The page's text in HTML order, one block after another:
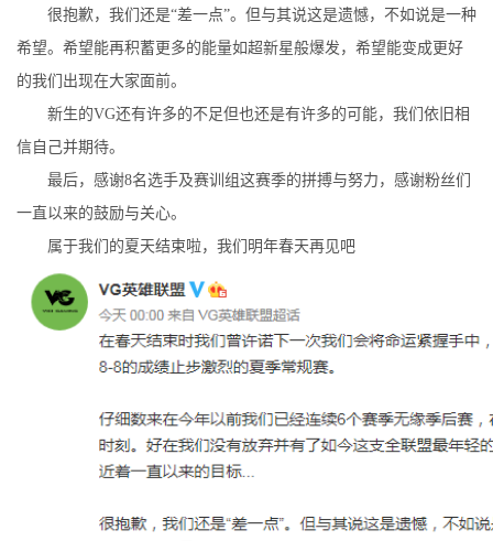
很抱歉，我们还是“差一点”。但与其说这是遗憾，不如说是一种
希望。希望能再积蓄更多的能量如超新星般爆发，希望能变成更好
的我们出现在大家面前。
新生的VG还有许多的不足但也还是有许多的可能，我们依旧相
信自己并期待。
最后，感谢8名选手及赛训组这赛季的拼搏与努力，感谢粉丝们
一直以来的鼓励与关心。
属于我们的夏天结束啦，我们明年春天再见吧